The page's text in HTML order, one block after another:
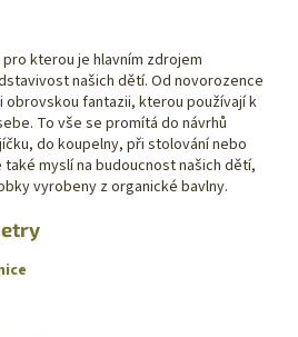
kterou je hlavním zdrojem
našich dětí. Od novorozence
obrovskou fantazii, kterou používají k
To vše se promítá do návrhů
do koupelny, při stolování nebo
myslí na budoucnost našich dětí,
vyrobeny z organické bavlny.